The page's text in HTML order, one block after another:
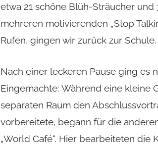
etwa 21 schöne Blüh-Sträucher und
mehreren motivierenden „Stop
Rufen, gingen wir zurück zur Schule.
Nach einer leckeren Pause ging es
Eingemachte: Während eine kleine
separaten Raum den
vorbereitete, begann für die
„World Café“. Hier bearbeiteten die